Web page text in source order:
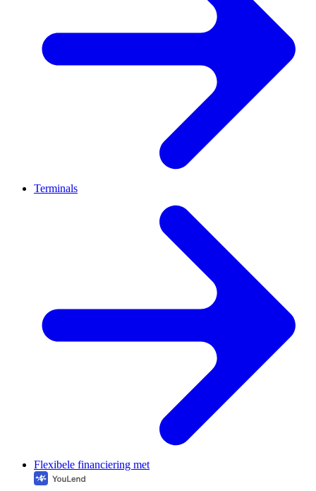
Terminals
Flexibele financiering met